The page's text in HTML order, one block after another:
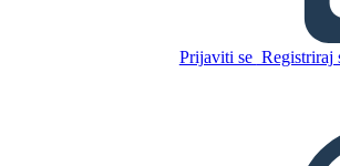
Prijaviti se Registriraj
של השפל הגדול
Kopirajte ovaj
IZRADITE PLOČU